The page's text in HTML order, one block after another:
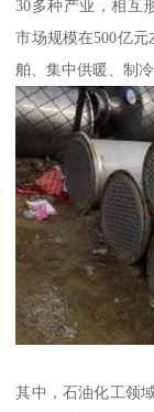
30多种产业，相互
市场规模在500亿
舶、集中供暖、制
其中，石油化工领